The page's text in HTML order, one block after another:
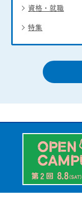
資格・就職
特集